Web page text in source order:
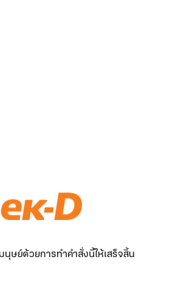
ษย์ด้วยการทำคำสั่งนี้ให้เสร็จสิ้น